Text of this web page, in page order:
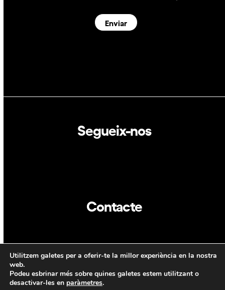
Enviar
Segueix-nos
Contacte
CAT ENG
Utilitzem galetes per a oferir-te la millor experiència en la nostra
web.
Podeu esbrinar més sobre quines galetes estem utilitzant o
desactivar-les en paràmetres.